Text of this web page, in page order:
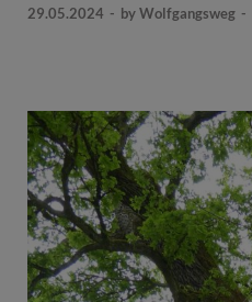
29.05.2024 - byWolfgangsweg -